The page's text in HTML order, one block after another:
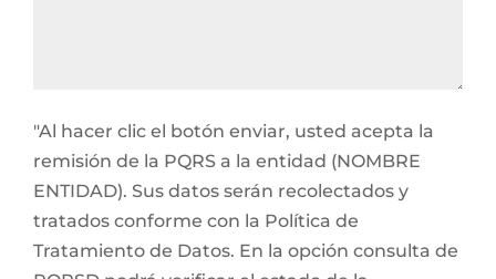
"Al hacer clic el botón enviar, usted acepta la
remisión de la PQRS a la entidad (NOMBRE
ENTIDAD). Sus datos serán recolectados y
tratados conforme con la Política de
Tratamiento de Datos. En la opción consulta de